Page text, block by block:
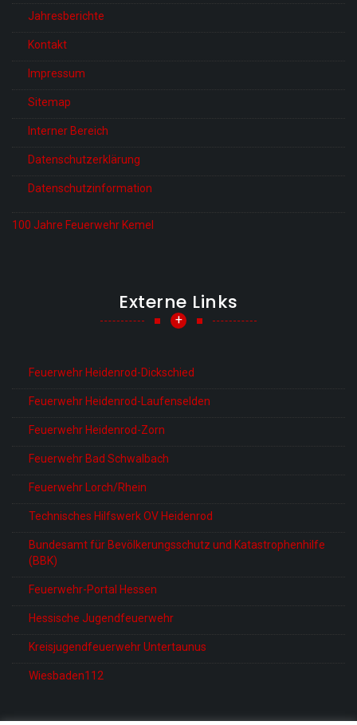
Jahresberichte
Kontakt
Impressum
Sitemap
Interner Bereich
Datenschutzerklärung
Datenschutzinformation
100 Jahre Feuerwehr Kemel
Externe Links
+
Feuerwehr Heidenrod-Dickschied
Feuerwehr Heidenrod-Laufenselden
Feuerwehr Heidenrod-Zorn
Feuerwehr Bad Schwalbach
Feuerwehr Lorch/Rhein
Technisches Hilfswerk OV Heidenrod
Bundesamt für Bevölkerungsschutz und Katastrophenhilfe
(BBK)
Feuerwehr-Portal Hessen
Hessische Jugendfeuerwehr
Kreisjugendfeuerwehr Untertaunus
Wiesbaden112